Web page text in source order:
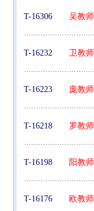
T-16306 吴教师
T-16232 卫教师
T-16223 庞教师
T-16218 罗教师
T-16198 阳教师
T-16176 欧教师